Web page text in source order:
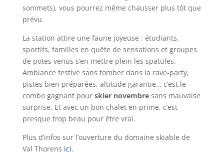
sommets), vous pourrez même chausser plus tôt que
prévu.
La station attire une faune joyeuse : étudiants,
sportifs, familles en quête de sensations et groupes
de potes venus s’en mettre plein les spatules.
Ambiance festive sans tomber dans la rave-party,
pistes bien préparées, altitude garantie… c’est le
combo gagnant pour skier novembresans mauvaise
surprise. Et avec un bon chalet en prime, c’est
presque trop beau pour être vrai.
Plus d’infos sur l’ouverture du domaine skiable de
Val Thorens ici.